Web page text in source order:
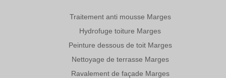
Traitement anti mousse Marges
Hydrofuge toiture Marges
Peinture dessous de toit Marges
Nettoyage de terrasse Marges
Ravalement de façade Marges